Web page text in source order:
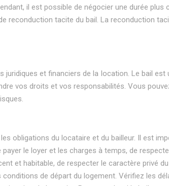
il est possible de négocier une durée
reconduction tacite du bail. La reconduction
et financiers de la location. Le bail
vos droits et vos responsabilités. Vous
obligations du locataire et du bailleur. Il est
le loyer et les charges à temps, de
et habitable, de respecter le caractère privé
de départ du logement. Vérifiez les